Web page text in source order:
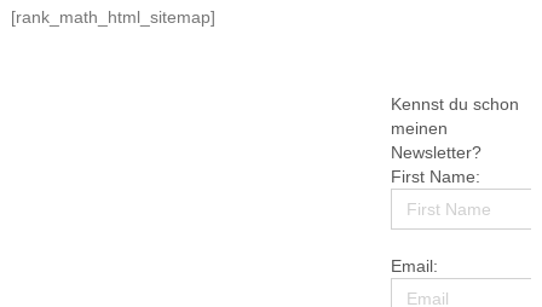
[rank_math_html_sitemap]
Kennst du schon
meinen
Newsletter?
First Name:
Email: